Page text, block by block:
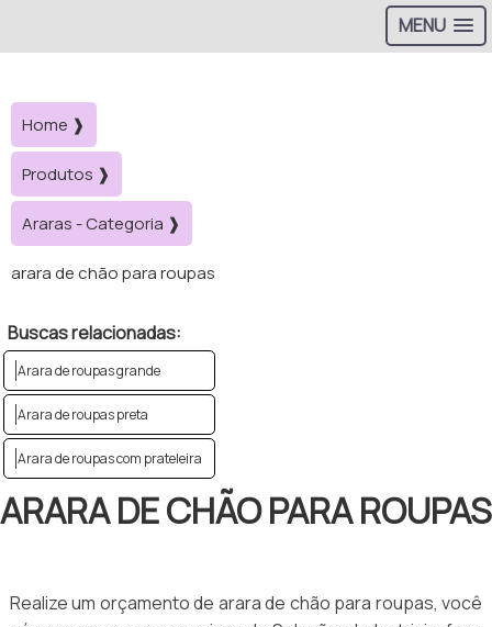
MENU
Home ❱
Produtos ❱
Araras - Categoria ❱
arara de chão para roupas
Buscas relacionadas:
Arara de roupas grande
Arara de roupas preta
Arara de roupas com prateleira
ARARA DE CHÃO PARA ROUPAS
Realize um orçamento de arara de chão para roupas, você